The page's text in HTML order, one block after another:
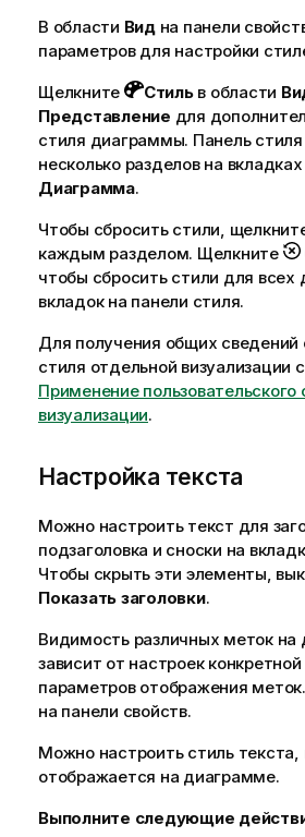
д
с
к
В области Видна панели
параметров для настройки
Щелкните
Стильв области
Представление для
стиля диаграммы. Панель
несколько разделов на вкладках
Диаграмма.
Чтобы сбросить стили,
каждым разделом. Щелкните
чтобы сбросить стили для всех
вкладок на панели стиля.
Для получения общих сведений
стиля отдельной визуализации
Применение пользовательского
визуализации.
Настройка текста
Можно настроить текст для
подзаголовка и сноски на
Чтобы скрыть эти элементы,
Показать заголовки.
Видимость различных меток на
зависит от настроек
параметров отображения
на панели свойств.
Можно настроить стиль текста,
отображается на диаграмме.
Выполните следующие